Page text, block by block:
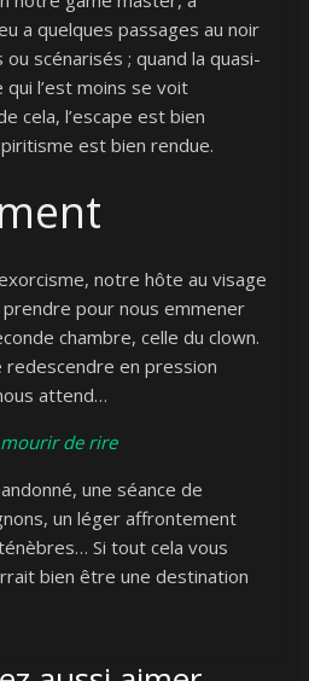
a quelques passages au noir
scénarisés ; quand la quasi-
l’est moins se voit
cela, l’escape est bien
est bien rendue.
notre hôte au visage
pour nous emmener
chambre, celle du clown.
redescendre en pression
attend…
de rire
une séance de
un léger affrontement
Si tout cela vous
bien être une destination